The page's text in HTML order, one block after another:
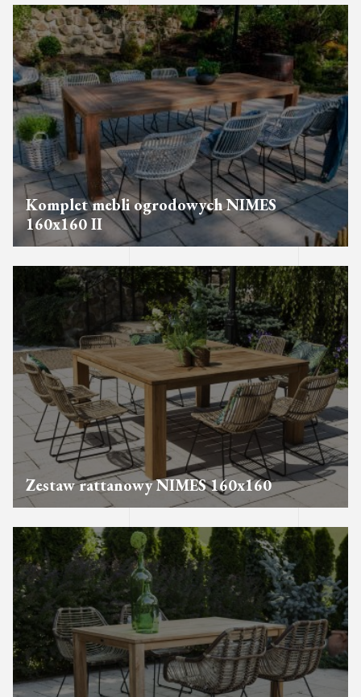
Komplet mebli ogrodowych NIMES
160x160 II
Zestaw rattanowy NIMES 160x160